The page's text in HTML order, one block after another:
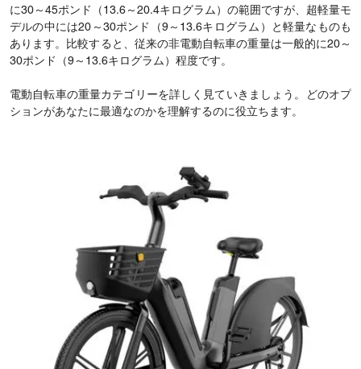
に30～45ポンド（13.6～20.4キログラム）の範囲ですが、超軽量モ
デルの中には20～30ポンド（9～13.6キログラム）と軽量なものも
あります。比較すると、従来の非電動自転車の重量は一般的に20～
30ポンド（9～13.6キログラム）程度です。
電動自転車の重量カテゴリーを詳しく見ていきましょう。どのオプ
ションがあなたに最適なのかを理解するのに役立ちます。